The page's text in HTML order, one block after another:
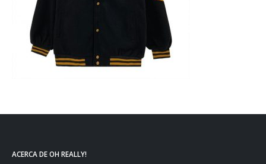
ACERCA DE OH REALLY!